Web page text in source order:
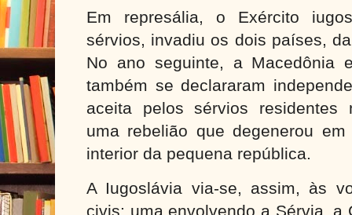
Em represália, o Exército
sérvios, invadiu os dois países,
No ano seguinte, a Macedônia
também se declararam
aceita pelos sérvios residentes
uma rebelião que degenerou
interior da pequena república.
A Iugoslávia via-se, assim, às